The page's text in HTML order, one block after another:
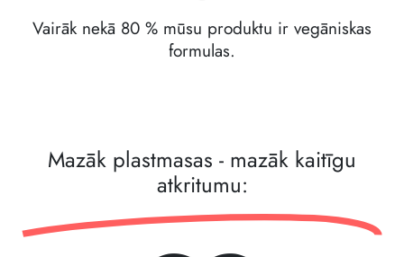
Vairāk nekā 80 % mūsu produktu ir vegāniskas
formulas.
Mazāk plastmasas - mazāk kaitīgu
atkritumu: